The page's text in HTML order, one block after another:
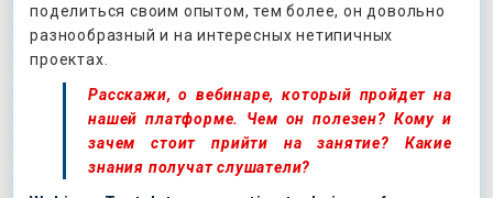
поделиться своим опытом, тем более, он довольно
разнообразный и на интересных нетипичных
проектах.
Расскажи, о вебинаре, который пройдет на
нашей платформе. Чем он полезен? Кому и
зачем стоит прийти на занятие? Какие
знания получат слушатели?